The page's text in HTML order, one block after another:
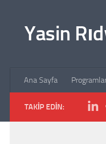
Yasin
Ana Sayfa
TAKIP EDIN: